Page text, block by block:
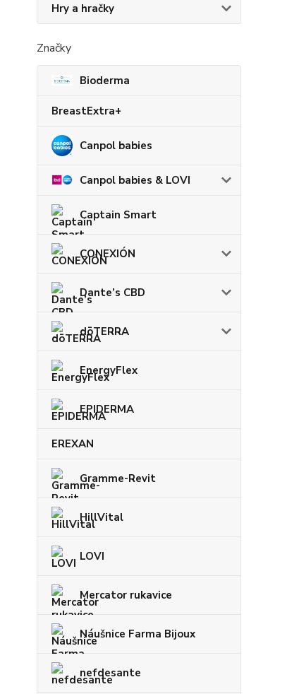
Hry a hračky
Značky
Bioderma
BreastExtra+
Canpol babies
Canpol babies & LOVI
Captain Smart
CONEXIÓN
Dante’s CBD
dōTERRA
EnergyFlex
EPIDERMA
EREXAN
Gramme-Revit
HillVital
LOVI
Mercator rukavice
Náušnice Farma Bijoux
nefdesante